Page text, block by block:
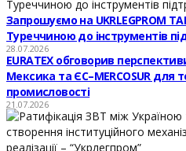
Запрошуємо на UKRLEGPROM
Туреччиною до інструментів
28.07.2026
EURATEX обговорив
Мексика та ЄС–MERCOSUR для
промисловості
21.07.2026